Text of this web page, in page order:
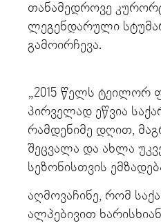
თანამედროვე
ლეგენდარული
გამოირჩევა.
„2015 წელს ტეილორ
პირველად ეწვია
რამდენიმე დღით,
შეცვალა და ახლა
სეზონისთვის
აღმოვაჩინე, რომ
ალპებივით